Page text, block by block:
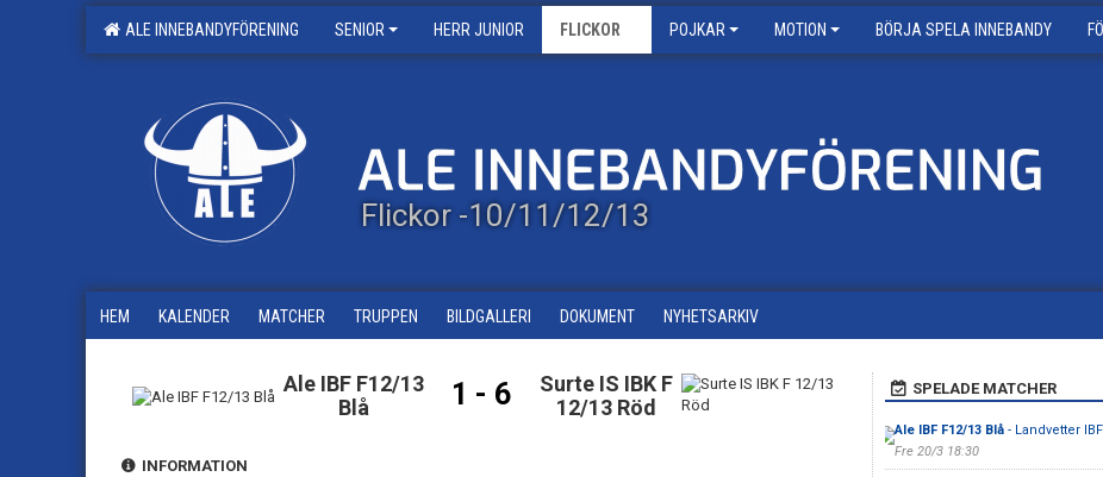
ALE INNEBANDYFÖRENING SENIOR HERR JUNIOR FLICKOR POJKAR MOTION BÖRJA SPELA INNEBANDY
Flickor -10/11/12/13
HEM KALENDER MATCHER TRUPPEN BILDGALLERI DOKUMENT NYHETSARKIV
Ale IBF F12/13
Blå
1 - 6
Surte IS IBK F
12/13 Röd
INFORMATION
SPELADE MATCHER
Ale IBF F12/13 Blå- Landvetter
Fre 20/3 18:30